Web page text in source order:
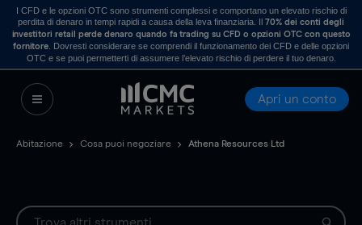
I CFD e le opzioni OTC sono strumenti complessi e comportano un elevato rischio di
perdita di denaro in tempi rapidi a causa della leva finanziaria. Il70% dei conti degli
investitori retail perde denaro quando fa trading su CFD o opzioni OTC con questo
fornitore . Dovresti considerare se comprendi il funzionamento dei CFD e delle opzioni
OTC e se puoi permetterti di assumere l’elevato rischio di perdere il tuo denaro.
Apri un conto
Abitazione Cosa puoi negoziare Athena Resources Ltd